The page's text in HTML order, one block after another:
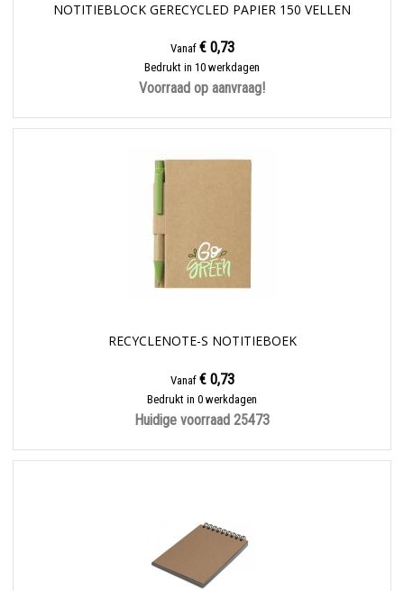
NOTITIEBLOCK GERECYCLED PAPIER 150 VELLEN
Vanaf € 0,73
Bedrukt in 10 werkdagen
Voorraad op aanvraag!
RECYCLENOTE-S NOTITIEBOEK
Vanaf € 0,73
Bedrukt in 0 werkdagen
Huidige voorraad 25473